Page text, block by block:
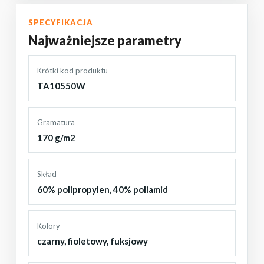
SPECYFIKACJA
Najważniejsze parametry
Krótki kod produktu
TA10550W
Gramatura
170 g/m2
Skład
60% polipropylen, 40% poliamid
Kolory
czarny,fioletowy, fuksjowy